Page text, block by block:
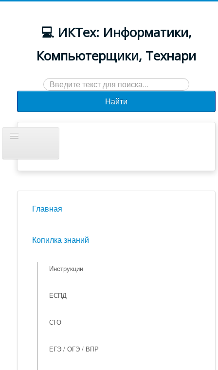
💻 ИКТех: Информатики,
Компьютерщики, Технари
Искать...
Найти
навигацию
Новости
Главная
Копилка знаний
Инструкции
ЕСПД
СГО
ЕГЭ / ОГЭ / ВПР